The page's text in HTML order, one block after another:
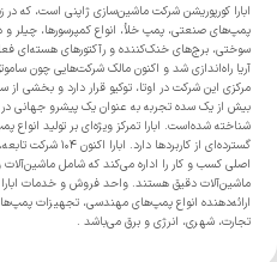
ابارا کورپوریشن شرکت ماشین‌سازی ژاپنی است، که
پمپ‌های صنعتی، پمپ خلأ، انواع کمپرسورها، چیلر و
آریا راه‌اندازی شد و اکنون مالک شرکت‌هایی چون
مرکزی این شرکت در اوتا، توکیو قرار دارد و بخشی از
بیش از یک سده تجربه به عنوان یک پیشرو جهانی
شناخته شده‌است. ابارا تمرکز ویژه‌ای بر تولید انواع
اصلی کسب و کار را اداره می‌کند که شامل
ماشین‌آلات دقیق هستند. واحد فروش و خدمات ابارا در
ارائه‌دهنده انواع پمپ‌های مهندسی، تجهیزات
تجارت، شهری، انرژی و برق می‌باشد .